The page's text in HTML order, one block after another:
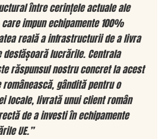
între cerințele actuale ale
impun echipamente 100%
reală a infrastructurii de a livra
desfășoară lucrările. Centrala
răspunsul nostru concret la acest
gândită pentru o
locale, livrată unui client român
de a investi în echipamente
UE.”